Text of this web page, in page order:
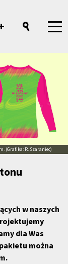
(Grafika: R. Szaraniec)
w naszych
dla Was
można